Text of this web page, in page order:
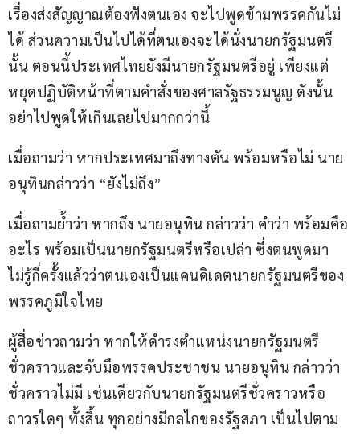
เรื่องส่งสัญญาณต้องฟังตนเอง จะไปพูดข้ามพรรคกันไม่
ได้ ส่วนความเป็นไปได้ที่ตนเองจะได้นั่งนายกรัฐมนตรี
นั้น ตอนนี้ประเทศไทยยังมีนายกรัฐมนตรีอยู่ เพียงแต่
หยุดปฏิบัติหน้าที่ตามคำสั่งของศาลรัฐธรรมนูญ ดังนั้น
อย่าไปพูดให้เกินเลยไปมากกว่านี้
เมื่อถามว่า หากประเทศมาถึงทางตัน พร้อมหรือไม่ นาย
อนุทินกล่าวว่า “ยังไม่ถึง”
เมื่อถามย้ำว่า หากถึง นายอนุทิน กล่าวว่า คำว่า พร้อมคือ
อะไร พร้อมเป็นนายกรัฐมนตรีหรือเปล่า ซึ่งตนพูดมา
ไม่รู้กี่ครั้งแล้วว่าตนเองเป็นแคนดิเดตนายกรัฐมนตรีของ
พรรคภูมิใจไทย
ผู้สื่อข่าวถามว่า หากให้ดำรงตำแหน่งนายกรัฐมนตรี
ชั่วคราวและจับมือพรรคประชาชน นายอนุทิน กล่าวว่า
ชั่วคราวไม่มี เช่นเดียวกับนายกรัฐมนตรีชั่วคราวหรือ
ถาวรใดๆ ทั้งสิ้น ทุกอย่างมีกลไกของรัฐสภา เป็นไปตาม